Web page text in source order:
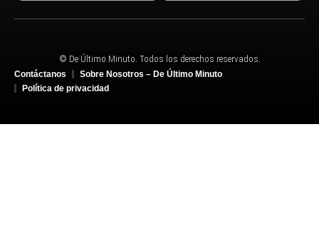
© De Último Minuto. Todos los derechos reservados.
Contáctanos
Sobre Nosotros – De Último Minuto
Política de privacidad